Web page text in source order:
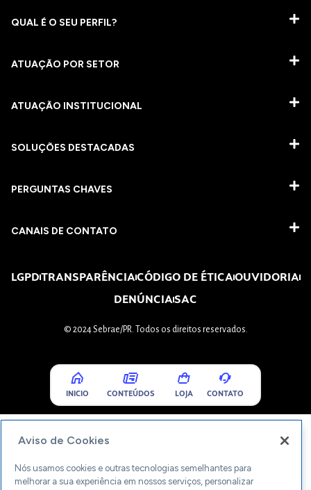
QUAL É O SEU PERFIL?
ATUAÇÃO POR SETOR
ATUAÇÃO INSTITUCIONAL
SOLUÇÕES DESTACADAS
PERGUNTAS CHAVES​
CANAIS DE CONTATO
LGPDTRANSPARÊNCIACÓDIGO DE ÉTICAOUVIDORIA
DENÚNCIASAC
© 2024 Sebrae/PR. Todos os direitos reservados.
INICIO CONTEÚDOS LOJA CONTATO
Aviso de Cookies
Nós usamos cookies e outras tecnologias semelhantes para
melhorar a sua experiência em nossos serviços, personalizar